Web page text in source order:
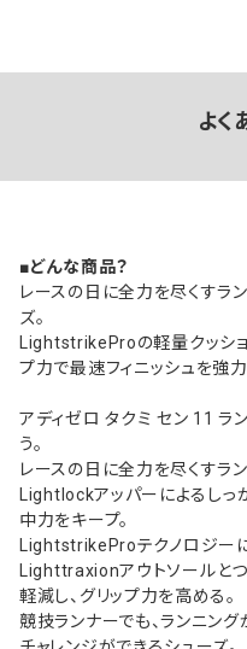
よく
■どんな商品？
レースの日に全力を尽くすラ
ズ。
LightstrikeProの軽量クッショ
プ力で最速フィニッシュを強力
アディゼロ タクミ セン 11 ラ
う。
レースの日に全力を尽くすラ
Lightlockアッパーによるしっ
中力をキープ。
LightstrikeProテクノロジーに
Lighttraxionアウトソールと
軽減し、グリップ力を高める。
競技ランナーでも、ランニン